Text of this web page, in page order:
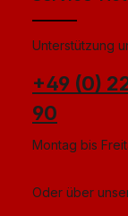
Unterstützung
+49 (0)
90
Montag bis
Oder über